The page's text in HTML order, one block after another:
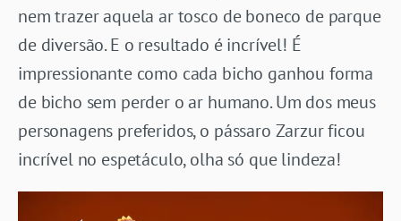
nem trazer aquela ar tosco de boneco de parque
de diversão. E o resultado é incrível! É
impressionante como cada bicho ganhou forma
de bicho sem perder o ar humano. Um dos meus
personagens preferidos, o pássaro Zarzur ficou
incrível no espetáculo, olha só que lindeza!